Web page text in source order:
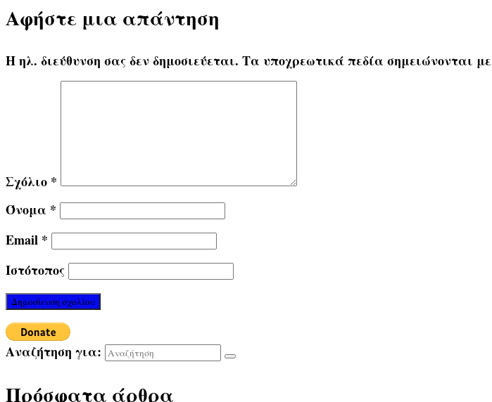
Αφήστε μια απάντηση
Η ηλ. διεύθυνση σας δεν δημοσιεύεται. Τα υποχρεωτικά πεδία σημειώνονται με
Σχόλιο *
Όνομα *
Email *
Ιστότοπος
Αναζήτηση για:
Πρόσφατα άρθρα